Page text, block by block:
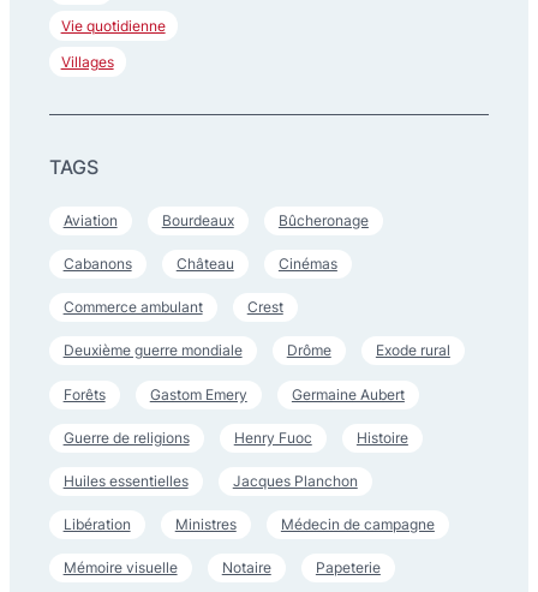
Vie quotidienne
Villages
TAGS
Aviation Bourdeaux Bûcheronage
Cabanons Château Cinémas
Commerce ambulant Crest
Deuxième guerre mondiale Drôme Exode rural
Forêts Gastom Emery Germaine Aubert
Guerre de religions Henry Fuoc Histoire
Huiles essentielles Jacques Planchon
Libération Ministres Médecin de campagne
Mémoire visuelle Notaire Papeterie